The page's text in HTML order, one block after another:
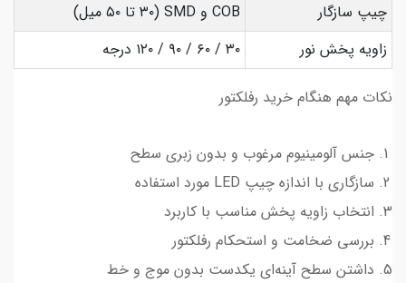
چیپ سازگار
COB و SMD (۳۰ تا ۵۰ میل)
زاویه پخش نور
۳۰ / ۶۰ / ۹۰ / ۱۲۰ درجه
نکات مهم هنگام خرید رفلکتور
جنس آلومینیوم مرغوب و بدون زبری سطح
سازگاری با اندازه چیپ LED مورد استفاده
انتخاب زاویه پخش مناسب با کاربرد
بررسی ضخامت و استحکام رفلکتور
داشتن سطح آینه‌ای یکدست بدون موج و خط